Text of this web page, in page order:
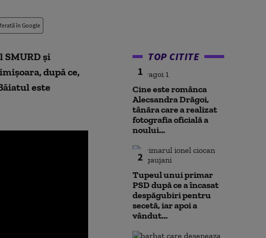
în Google
SMURD şi
după ce,
este
TOP CITITE
1
Cine este românca
Alecsandra Drăgoi,
tânăra care a realizat
fotografia oficială a
noului...
2
Tupeul unui primar
PSD după ce a încasat
despăgubiri pentru
secetă, iar apoi a
vândut...